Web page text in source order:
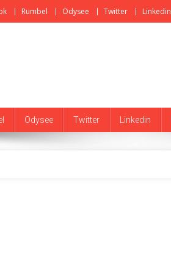
Rumbel Odysee Twitter Linkedin
Odysee Twitter Linkedin